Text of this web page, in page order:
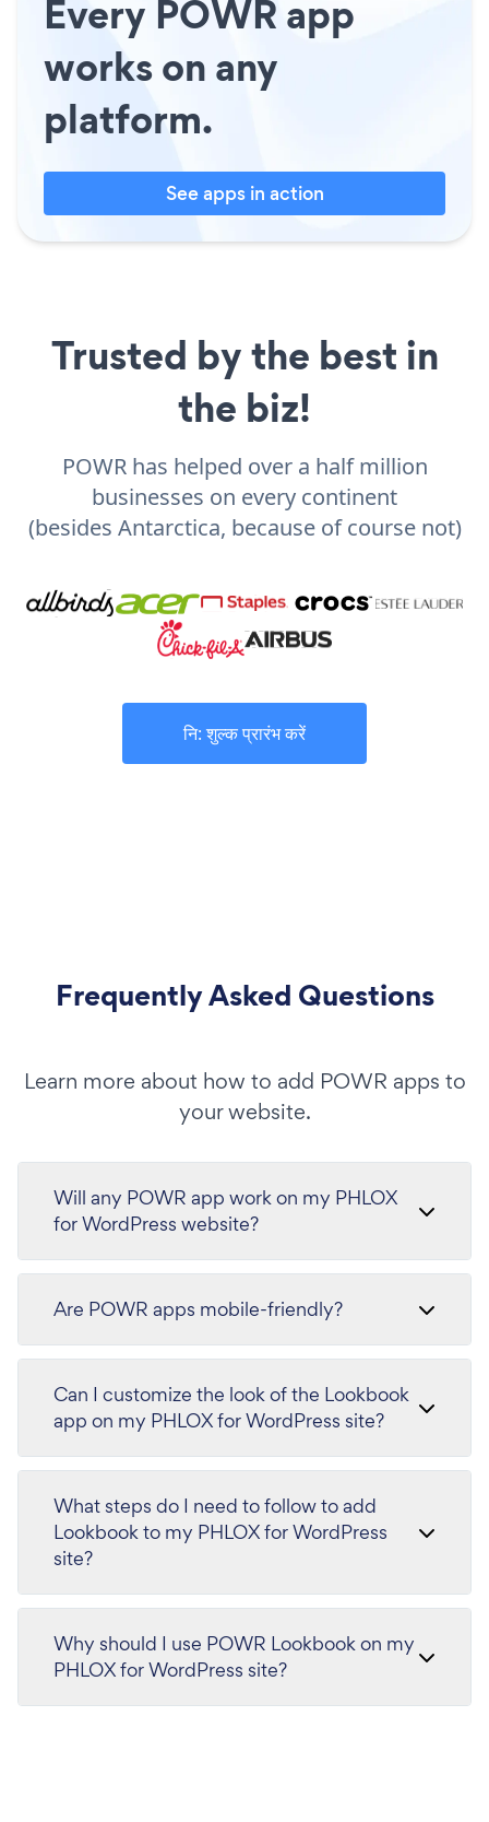
Every POWR app
works on any
platform.
See apps in action
Trusted by the best in
the biz!
POWR has helped over a half million
businesses on every continent
(besides Antarctica, because of course not)
नि: शुल्क प्रारंभ करें
Frequently Asked Questions
Learn more about how to add POWR apps to
your website.
Will any POWR app work on my PHLOX
for WordPress website?
Are POWR apps mobile-friendly?
Can I customize the look of the Lookbook
app on my PHLOX for WordPress site?
What steps do I need to follow to add
Lookbook to my PHLOX for WordPress
site?
Why should I use POWR Lookbook on my
PHLOX for WordPress site?